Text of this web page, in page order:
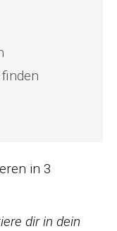
dir in dein